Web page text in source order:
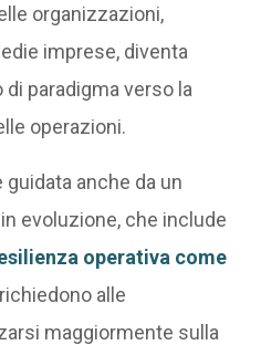
organizzazioni,
imprese, diventa
paradigma verso la
operazioni.
anche da un
evoluzione, che include
operativa come
alle
maggiormente sulla